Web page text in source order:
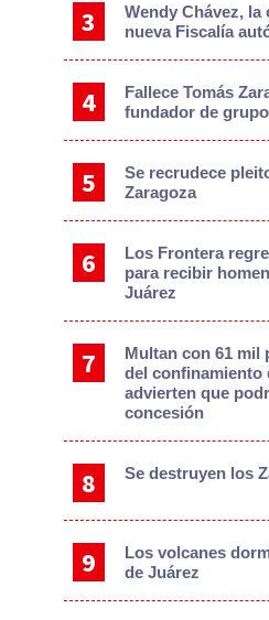
Wendy Chávez,
nueva Fiscalía
Fallece Tomás
fundador de
Se recrudece
Zaragoza
Los Frontera
para recibir
Juárez
Multan con 61 mil
del confinamiento
advierten que
concesión
Se destruyen los
Los volcanes
de Juárez